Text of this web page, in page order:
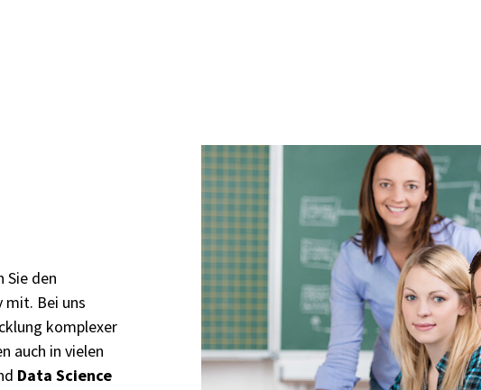
den
mit. Bei uns
komplexer
auch in vielen
Data Science